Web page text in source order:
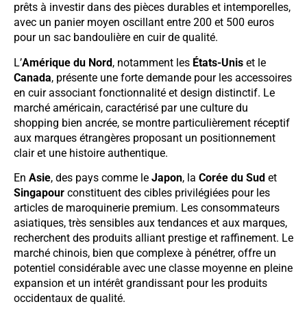
prêts à investir dans des pièces durables et intemporelles,
avec un panier moyen oscillant entre 200 et 500 euros
pour un sac bandoulière en cuir de qualité.
L’Amérique du Nord, notamment les États-Unis et le
Canada, présente une forte demande pour les accessoires
en cuir associant fonctionnalité et design distinctif. Le
marché américain, caractérisé par une culture du
shopping bien ancrée, se montre particulièrement réceptif
aux marques étrangères proposant un positionnement
clair et une histoire authentique.
En Asie, des pays comme le Japon, la Corée du Sud et
Singapour constituent des cibles privilégiées pour les
articles de maroquinerie premium. Les consommateurs
asiatiques, très sensibles aux tendances et aux marques,
recherchent des produits alliant prestige et raffinement. Le
marché chinois, bien que complexe à pénétrer, offre un
potentiel considérable avec une classe moyenne en pleine
expansion et un intérêt grandissant pour les produits
occidentaux de qualité.